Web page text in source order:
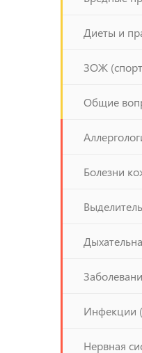
Диеты и
ЗОЖ
Общие
Болезни
Инфекции
Нервная